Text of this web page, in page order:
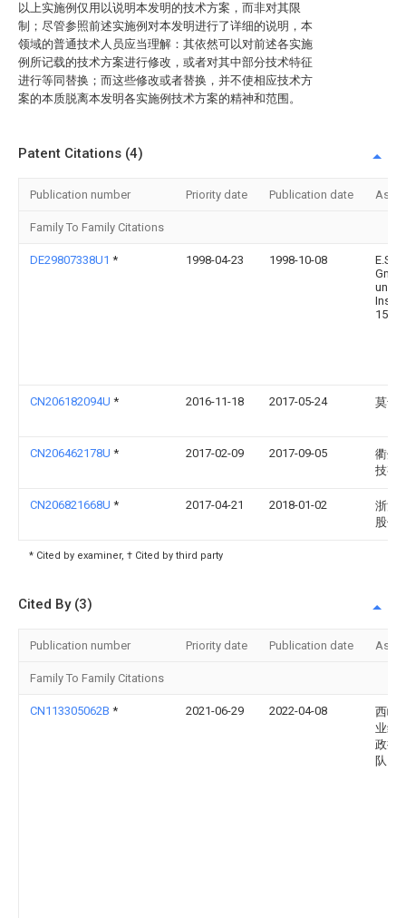
以上实施例仅用以说明本发明的技术方案，而非对其限
制；尽管参照前述实施例对本发明进行了详细的说明，本
领域的普通技术人员应当理解：其依然可以对前述各实施
例所记载的技术方案进行修改，或者对其中部分技术特征
进行等同替换；而这些修改或者替换，并不使相应技术方
案的本质脱离本发明各实施例技术方案的精神和范围。
Patent Citations (4)
Publication number Priority date Publication date
Family To Family Citations
DE29807338U1 * 1998-04-23 1998-10-08
und
CN206182094U * 2016-11-18 2017-05-24 莫专
CN206462178U * 2017-02-09 2017-09-05
衢州
技有
CN206821668U * 2017-04-21 2018-01-02
浙江
股份
* Cited by examiner, † Cited by third party
Cited By (3)
Publication number Priority date Publication date
Family To Family Citations
CN113305062B * 2021-06-29 2022-04-08
西峡
业综
政执
队